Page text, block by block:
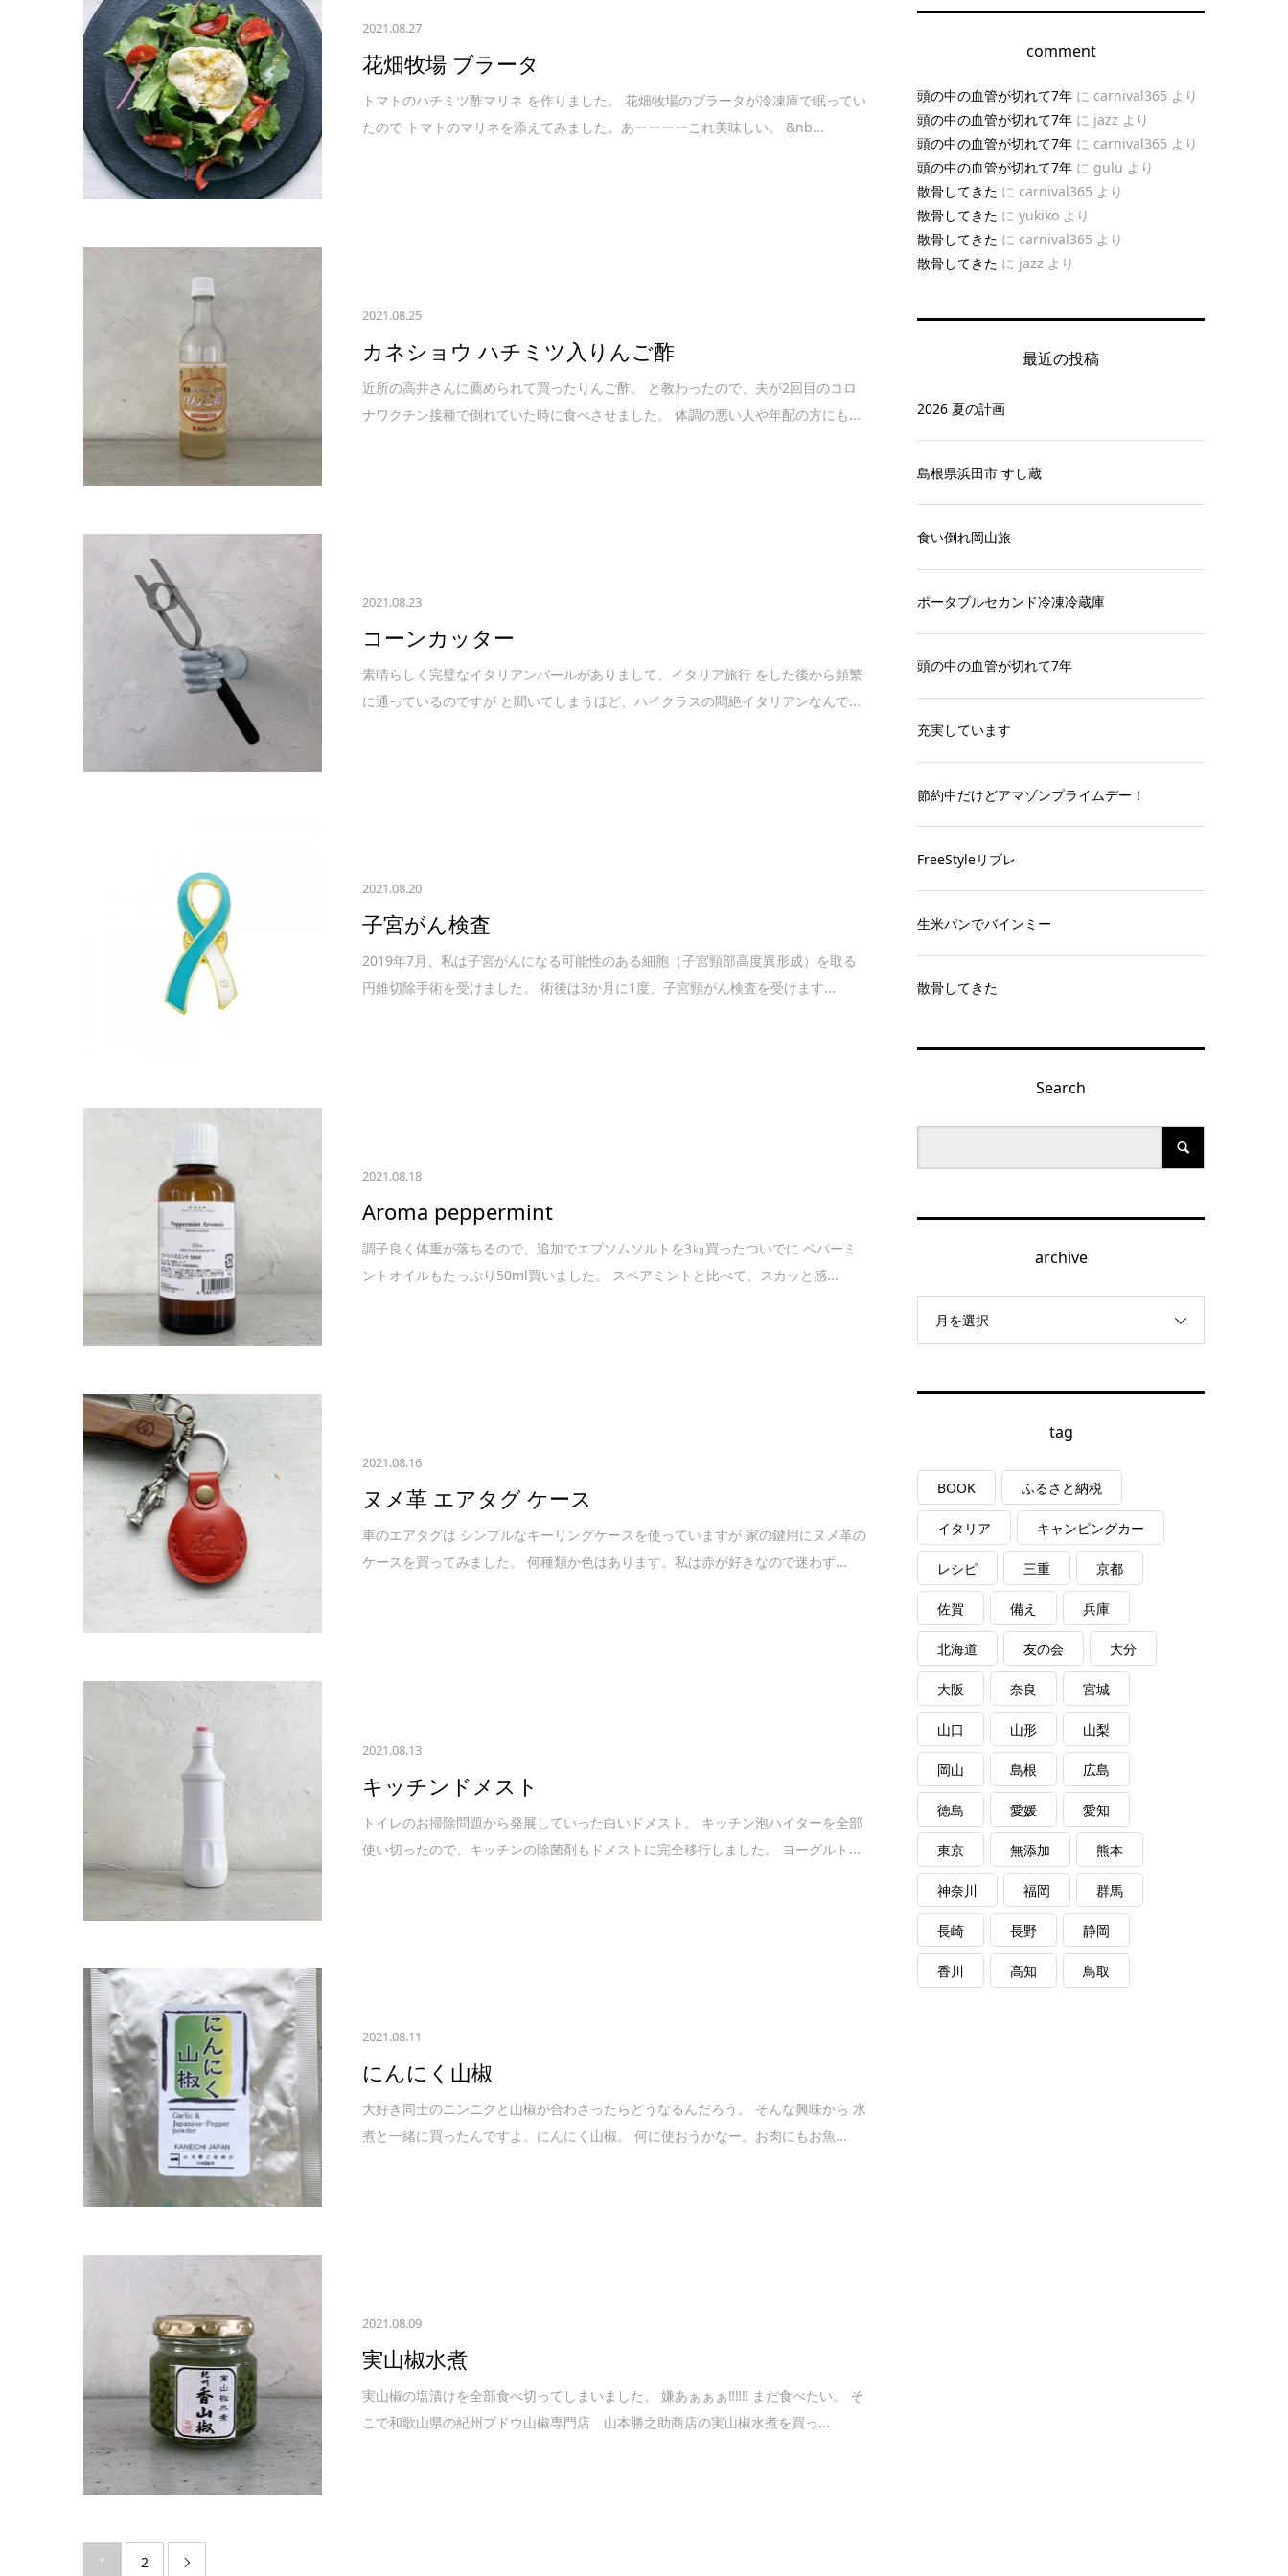
2021.08.27
花畑牧場 ブラータ
トマトのハチミツ酢マリネ を作りました。 花畑牧場のブラータが冷凍庫で眠ってい
たので トマトのマリネを添えてみました。あーーーーこれ美味しい。 &nb...
2021.08.25
カネショウ ハチミツ入りんご酢
近所の高井さんに薦められて買ったりんご酢。 と教わったので、夫が2回目のコロ
ナワクチン接種で倒れていた時に食べさせました。 体調の悪い人や年配の方にも...
2021.08.23
コーンカッター
素晴らしく完璧なイタリアンバールがありまして、イタリア旅行 をした後から頻繁
に通っているのですが と聞いてしまうほど、ハイクラスの悶絶イタリアンなんで...
2021.08.20
子宮がん検査
2019年7月、私は子宮がんになる可能性のある細胞（子宮頸部高度異形成）を取る
円錐切除手術を受けました。 術後は3か月に1度、子宮頸がん検査を受けます...
2021.08.18
Aroma peppermint
調子良く体重が落ちるので、追加でエプソムソルトを3㎏買ったついでに ペパーミ
ントオイルもたっぷり50ml買いました。 スペアミントと比べて、スカッと感...
2021.08.16
ヌメ革 エアタグ ケース
車のエアタグは シンプルなキーリングケースを使っていますが 家の鍵用にヌメ革の
ケースを買ってみました。 何種類か色はあります。私は赤が好きなので迷わず...
2021.08.13
キッチンドメスト
トイレのお掃除問題から発展していった白いドメスト。 キッチン泡ハイターを全部
使い切ったので、キッチンの除菌剤もドメストに完全移行しました。 ヨーグルト...
2021.08.11
にんにく山椒
大好き同士のニンニクと山椒が合わさったらどうなるんだろう。 そんな興味から 水
煮と一緒に買ったんですよ。にんにく山椒。 何に使おうかなー。お肉にもお魚...
2021.08.09
実山椒水煮
実山椒の塩漬けを全部食べ切ってしまいました。 嫌あぁぁぁ‼‼‼ まだ食べたい。 そ
こで和歌山県の紀州ブドウ山椒専門店 山本勝之助商店の実山椒水煮を買っ...
1 2 
comment
頭の中の血管が切れて7年 に carnival365 より
頭の中の血管が切れて7年 に jazz より
頭の中の血管が切れて7年 に carnival365 より
頭の中の血管が切れて7年 に gulu より
散骨してきた に carnival365 より
散骨してきた に yukiko より
散骨してきた に carnival365 より
散骨してきた に jazz より
最近の投稿
2026 夏の計画
島根県浜田市 すし蔵
食い倒れ岡山旅
ポータブルセカンド冷凍冷蔵庫
頭の中の血管が切れて7年
充実しています
節約中だけどアマゾンプライムデー！
FreeStyleリブレ
生米パンでバインミー
散骨してきた
Search
archive
月を選択
tag
BOOK ふるさと納税
イタリア キャンピングカー
レシピ 三重 京都
佐賀 備え 兵庫
北海道 友の会 大分
大阪 奈良 宮城
山口 山形 山梨
岡山 島根 広島
徳島 愛媛 愛知
東京 無添加 熊本
神奈川 福岡 群馬
長崎 長野 静岡
香川 高知 鳥取